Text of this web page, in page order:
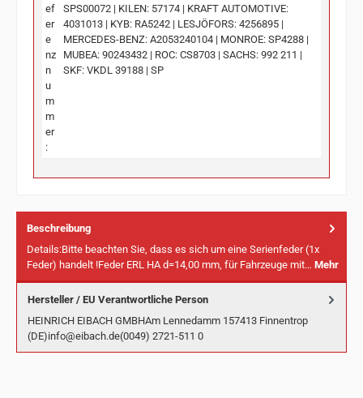
ef
er
e
nz
n
u
m
m
er
:
SPS00072 | KILEN: 57174 | KRAFT AUTOMOTIVE:
4031013 | KYB: RA5242 | LESJÖFORS: 4256895 |
MERCEDES-BENZ: A2053240104 | MONROE: SP4288 |
MUBEA: 90243432 | ROC: CS8703 | SACHS: 992 211 |
SKF: VKDL 39188 | SP
Beschreibung
Details:Bitte beachten Sie, dass es sich um eine Serienfeder (1x
Feder) handelt !Feder ERL HA d=14,00 mm, für Fahrzeuge mit… Mehr
Hersteller / EU Verantwortliche Person
HEINRICH EIBACH GMBHAm Lennedamm 157413 Finnentrop
(DE)info@eibach.de(0049) 2721-511 0